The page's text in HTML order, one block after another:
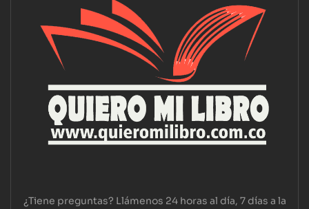
¿Tiene preguntas? Llámenos 24 horas al día, 7 días a la